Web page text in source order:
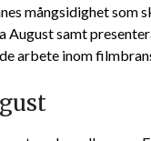
mångsidighet som
samt
arbete inom